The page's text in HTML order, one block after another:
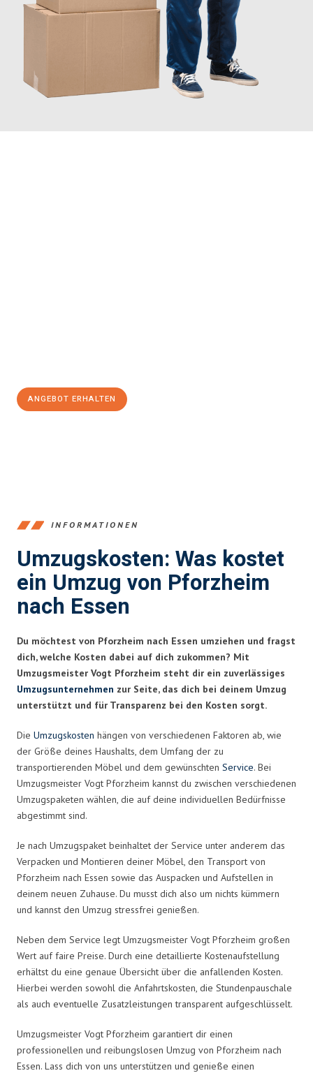
ANGEBOT ERHALTEN
INFORMATIONEN
Umzugskosten: Was kostet
ein Umzug von Pforzheim
nach Essen
Du möchtest von Pforzheim nach Essen umziehen und fragst
dich, welche Kosten dabei auf dich zukommen? Mit
Umzugsmeister Vogt Pforzheim steht dir ein zuverlässiges
Umzugsunternehmen zur Seite, das dich bei deinem Umzug
unterstützt und für Transparenz bei den Kosten sorgt.
Die Umzugskosten hängen von verschiedenen Faktoren ab, wie
der Größe deines Haushalts, dem Umfang der zu
transportierenden Möbel und dem gewünschten Service. Bei
Umzugsmeister Vogt Pforzheim kannst du zwischen verschiedenen
Umzugspaketen wählen, die auf deine individuellen Bedürfnisse
abgestimmt sind.
Je nach Umzugspaket beinhaltet der Service unter anderem das
Verpacken und Montieren deiner Möbel, den Transport von
Pforzheim nach Essen sowie das Auspacken und Aufstellen in
deinem neuen Zuhause. Du musst dich also um nichts kümmern
und kannst den Umzug stressfrei genießen.
Neben dem Service legt Umzugsmeister Vogt Pforzheim großen
Wert auf faire Preise. Durch eine detaillierte Kostenaufstellung
erhältst du eine genaue Übersicht über die anfallenden Kosten.
Hierbei werden sowohl die Anfahrtskosten, die Stundenpauschale
als auch eventuelle Zusatzleistungen transparent aufgeschlüsselt.
Umzugsmeister Vogt Pforzheim garantiert dir einen
professionellen und reibungslosen Umzug von Pforzheim nach
Essen. Lass dich von uns unterstützen und genieße einen